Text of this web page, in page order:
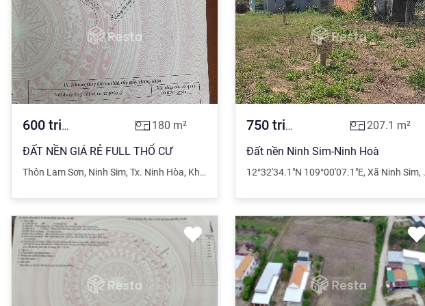
600 triệu 180 m²
ĐẤT NỀN GIÁ RẺ FULL THỔ CƯ
Thôn Lam Sơn, Ninh Sim, Tx. Ninh Hòa, Khánh Hòa
750 triệu 207.1 m²
Đất nền Ninh Sim-Ninh Hoà
12°32'34.1"N 109°00'07.1"E, Xã Ninh Sim,